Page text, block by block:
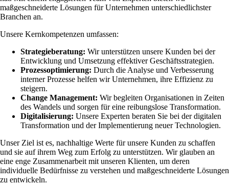
maßgeschneiderte Lösungen für Unternehmen unterschiedlichster
Branchen an.
Unsere Kernkompetenzen umfassen:
Strategieberatung: Wir unterstützen unsere Kunden bei der
Entwicklung und Umsetzung effektiver Geschäftsstrategien.
Prozessoptimierung: Durch die Analyse und Verbesserung
interner Prozesse helfen wir Unternehmen, ihre Effizienz zu
steigern.
Change Management: Wir begleiten Organisationen in Zeiten
des Wandels und sorgen für eine reibungslose Transformation.
Digitalisierung: Unsere Experten beraten Sie bei der digitalen
Transformation und der Implementierung neuer Technologien.
Unser Ziel ist es, nachhaltige Werte für unsere Kunden zu schaffen
und sie auf ihrem Weg zum Erfolg zu unterstützen. Wir glauben an
eine enge Zusammenarbeit mit unseren Klienten, um deren
individuelle Bedürfnisse zu verstehen und maßgeschneiderte Lösungen
zu entwickeln.